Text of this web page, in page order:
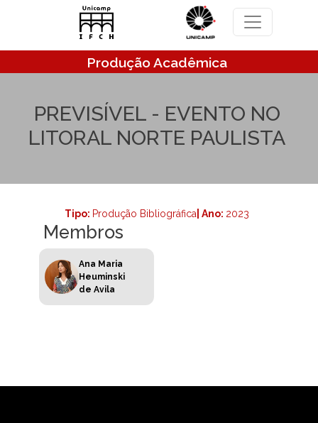
Pular para o conteúdo principal
Produção Acadêmica
PREVISÍVEL - EVENTO NO
LITORAL NORTE PAULISTA
Tipo: Produção Bibliográfica | Ano: 2023
Membros
Ana Maria
Heuminski
de Avila